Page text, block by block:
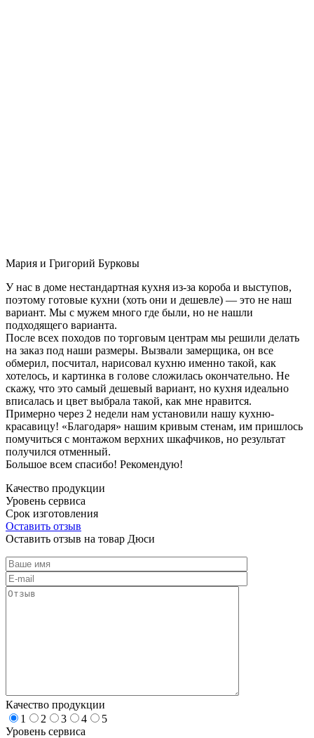
Мария и Григорий Бурковы
У нас в доме нестандартная кухня из-за короба и выступов,
поэтому готовые кухни (хоть они и дешевле) — это не наш
вариант. Мы с мужем много где были, но не нашли
подходящего варианта.
После всех походов по торговым центрам мы решили делать
на заказ под наши размеры. Вызвали замерщика, он все
обмерил, посчитал, нарисовал кухню именно такой, как
хотелось, и картинка в голове сложилась окончательно. Не
скажу, что это самый дешевый вариант, но кухня идеально
вписалась и цвет выбрала такой, как мне нравится.
Примерно через 2 недели нам установили нашу кухню-
красавицу! «Благодаря» нашим кривым стенам, им пришлось
помучиться с монтажом верхних шкафчиков, но результат
получился отменный.
Большое всем спасибо! Рекомендую!
Качество продукции
Уровень сервиса
Срок изготовления
Оставить отзыв
Оставить отзыв на товар Дюси
Качество продукции
1
2 3 4
5
Уровень сервиса